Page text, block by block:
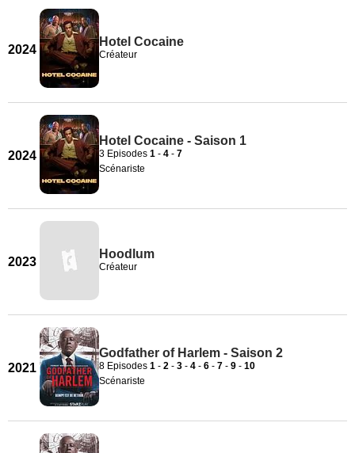
2024
Hotel Cocaine
Créateur
2024
Hotel Cocaine - Saison 1
3 Episodes 1 - 4 - 7
Scénariste
2023
Hoodlum
Créateur
2021
Godfather of Harlem - Saison 2
8 Episodes 1 - 2 - 3 - 4 - 6 - 7 - 9 - 10
Scénariste